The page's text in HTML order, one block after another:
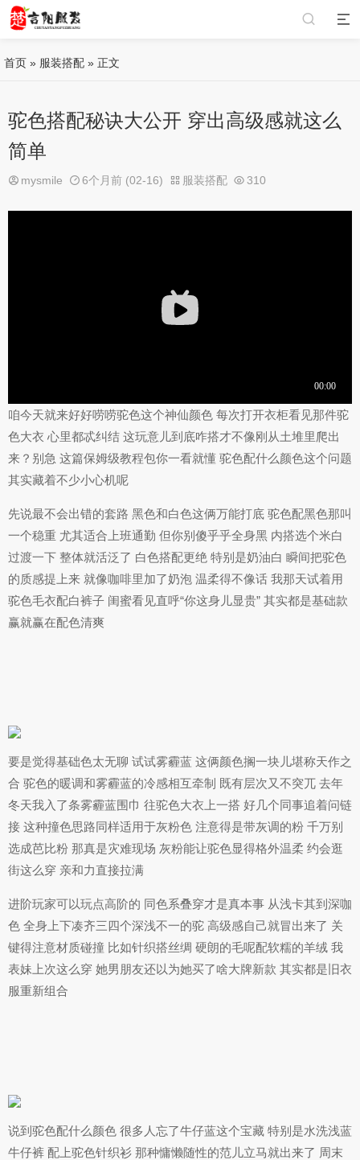
首页 » 服装搭配 » 正文
驼色搭配秘诀大公开 穿出高级感就这么
简单
mysmile 6个月前 (02-16) 服装搭配 310
咱今天就来好好唠唠驼色这个神仙颜色 每次打开衣柜看见那件驼
色大衣 心里都忒纠结 这玩意儿到底咋搭才不像刚从土堆里爬出
来？别急 这篇保姆级教程包你一看就懂 驼色配什么颜色这个问题
其实藏着不少小心机呢
先说最不会出错的套路 黑色和白色这俩万能打底 驼色配黑色那叫
一个稳重 尤其适合上班通勤 但你别傻乎乎全身黑 内搭选个米白
过渡一下 整体就活泛了 白色搭配更绝 特别是奶油白 瞬间把驼色
的质感提上来 就像咖啡里加了奶泡 温柔得不像话 我那天试着用
驼色毛衣配白裤子 闺蜜看见直呼“你这身儿显贵” 其实都是基础款
赢就赢在配色清爽
要是觉得基础色太无聊 试试雾霾蓝 这俩颜色搁一块儿堪称天作之
合 驼色的暖调和雾霾蓝的冷感相互牵制 既有层次又不突兀 去年
冬天我入了条雾霾蓝围巾 往驼色大衣上一搭 好几个同事追着问链
接 这种撞色思路同样适用于灰粉色 注意得是带灰调的粉 千万别
选成芭比粉 那真是灾难现场 灰粉能让驼色显得格外温柔 约会逛
街这么穿 亲和力直接拉满
进阶玩家可以玩点高阶的 同色系叠穿才是真本事 从浅卡其到深咖
色 全身上下凑齐三四个深浅不一的驼 高级感自己就冒出来了 关
键得注意材质碰撞 比如针织搭丝绸 硬朗的毛呢配软糯的羊绒 我
表妹上次这么穿 她男朋友还以为她买了啥大牌新款 其实都是旧衣
服重新组合
说到驼色配什么颜色 很多人忘了牛仔蓝这个宝藏 特别是水洗浅蓝
牛仔裤 配上驼色针织衫 那种慵懒随性的范儿立马就出来了 周末